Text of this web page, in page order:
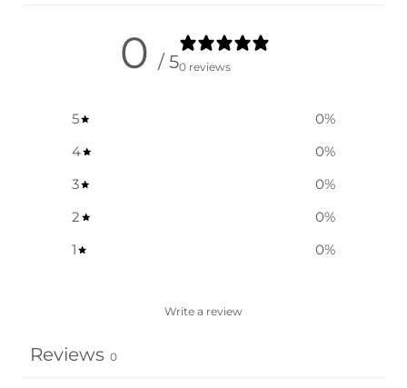
0 / 50 reviews
5 0%
4
0%
3
0%
2
0%
1
0%
Write a review
Reviews 0